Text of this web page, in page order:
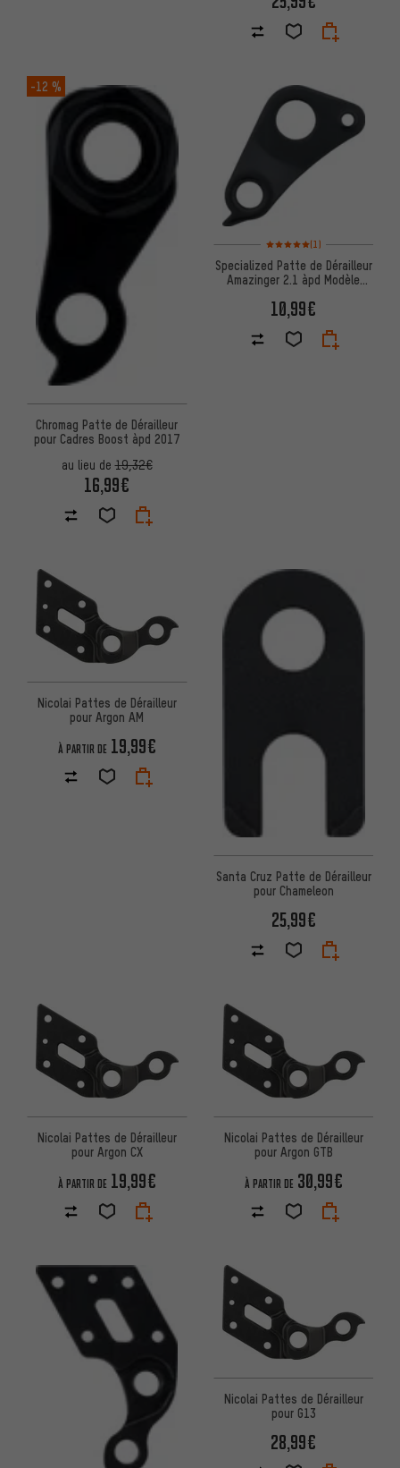
-12 %
Chromag Patte de Dérailleur
pour Cadres Boost àpd 2017
au lieu de19,32€
16,99€
Note moyenne : 5 sur 5
(1)
Specialized Patte de Dérailleur
Amazinger 2.1 àpd Modèle
10,99€
Nicolai Pattes de Dérailleur
pour Argon AM
À PARTIR DE 19,99€
Santa Cruz Patte de Dérailleur
pour Chameleon
25,99€
Nicolai Pattes de Dérailleur
pour Argon CX
À PARTIR DE 19,99€
Nicolai Pattes de Dérailleur
pour Argon GTB
À PARTIR DE 30,99€
Nicolai Pattes de Dérailleur
pour G13
28,99€